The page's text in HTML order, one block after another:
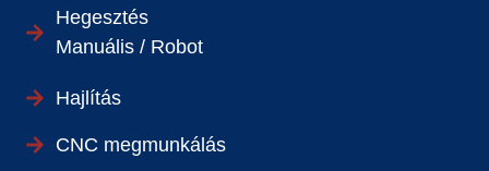
Hegesztés
Manuális / Robot
Hajlítás
CNC megmunkálás